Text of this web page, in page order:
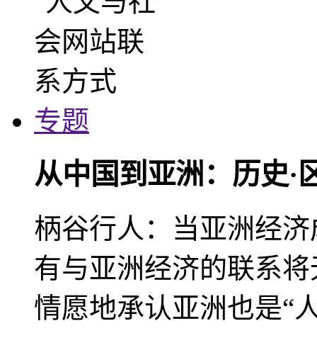
专题
从中国到亚洲：历史·
柄谷行人：当亚洲经
有与亚洲经济的联系
情愿地承认亚洲也是“